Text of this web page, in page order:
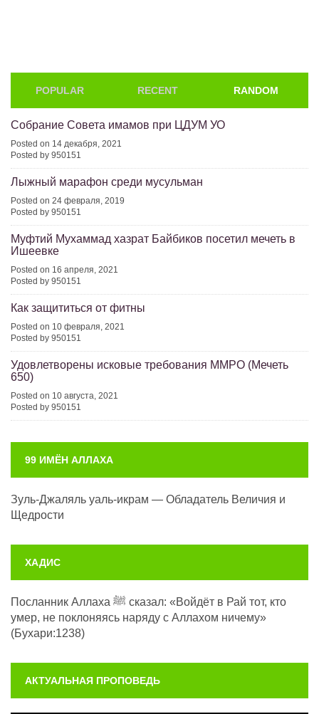
POPULAR RECENT RANDOM
Собрание Совета имамов при ЦДУМ УО
Posted on 14 декабря, 2021
Posted by 950151
Лыжный марафон среди мусульман
Posted on 24 февраля, 2019
Posted by 950151
Муфтий Мухаммад хазрат Байбиков посетил мечеть в
Ишеевке
Posted on 16 апреля, 2021
Posted by 950151
Как защититься от фитны
Posted on 10 февраля, 2021
Posted by 950151
Удовлетворены исковые требования ММРО (Мечеть
650)
Posted on 10 августа, 2021
Posted by 950151
99 ИМЁН АЛЛАХА
Зуль-Джаляль уаль-икрам — Обладатель Величия и
Щедрости
ХАДИС
Посланник Аллаха ﷺ сказал: «Войдёт в Рай тот, кто
умер, не поклоняясь наряду с Аллахом ничему»
(Бухари:1238)
АКТУАЛЬНАЯ ПРОПОВЕДЬ